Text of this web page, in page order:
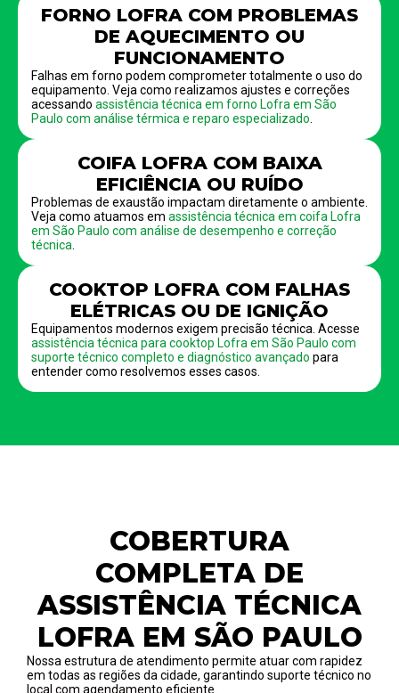
FORNO LOFRA COM PROBLEMAS
DE AQUECIMENTO OU
FUNCIONAMENTO
Falhas em forno podem comprometer totalmente o uso do
equipamento. Veja como realizamos ajustes e correções
acessando assistência técnica em forno Lofra em São
Paulo com análise térmica e reparo especializado
COIFA LOFRA COM BAIXA
EFICIÊNCIA OU RUÍDO
Problemas de exaustão impactam diretamente o ambiente.
Veja como atuamos em assistência técnica em coifa Lofra
em São Paulo com análise de desempenho e correção
técnica
COOKTOP LOFRA COM FALHAS
ELÉTRICAS OU DE IGNIÇÃO
Equipamentos modernos exigem precisão técnica. Acesse
assistência técnica para cooktop Lofra em São Paulo com
suporte técnico completo e diagnóstico avançado para
entender como resolvemos esses casos.
COBERTURA
COMPLETA DE
ASSISTÊNCIA TÉCNICA
LOFRA EM SÃO PAULO
Nossa estrutura de atendimento permite atuar com rapidez
em todas as regiões da cidade, garantindo suporte técnico no
local com agendamento eficiente.